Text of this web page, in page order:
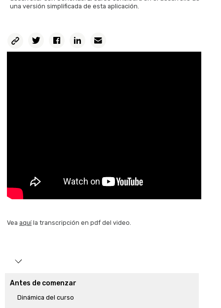
una versión simplificada de esta aplicación.
Copiar
Permalink
Twitter FacebookLinkedin
Vea aquíla transcripción en pdf del video.
Antes de comenzar
Dinámica del curso